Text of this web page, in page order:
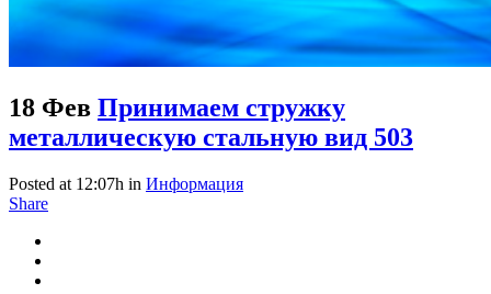
18 Фев Принимаем стружку
металлическую стальную вид 503
Posted at 12:07h in Информация
Share